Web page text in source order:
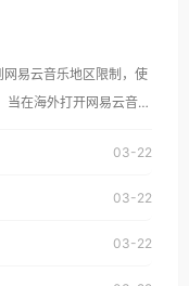
区及版权限制问题，且
决「海外用户收听腾讯
亚、欧洲等国家和地区
易云音乐地区限制，使
等国家和地区时，网易
遇到这个问题
03-22
03-22
03-22